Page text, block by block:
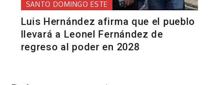
SANTO DOMINGO ESTE
Luis Hernández afirma que el pueblo
llevará a Leonel Fernández de
regreso al poder en 2028